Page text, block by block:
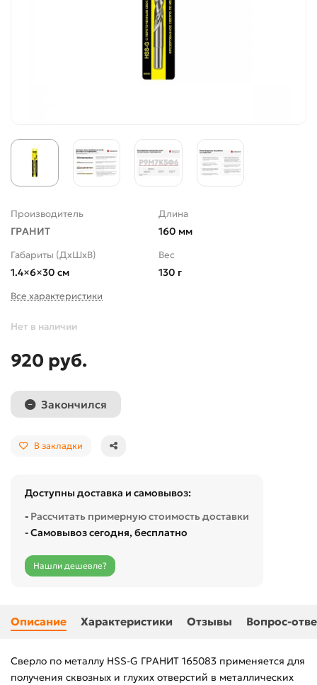
Производитель
ГРАНИТ
Длина
160 мм
Габариты (ДхШхВ)
1.4×6×30 см
Вес
130 г
Все характеристики
Нет в наличии
920 руб.
Закончился
В закладки
Доступны доставка и самовывоз:
- Рассчитать примерную стоимость доставки
- Самовывоз сегодня, бесплатно
Нашли дешевле?
Описание Характеристики Отзывы Вопрос-
Сверло по металлу HSS-G ГРАНИТ 165083 применяется для
получения сквозных и глухих отверстий в металлических